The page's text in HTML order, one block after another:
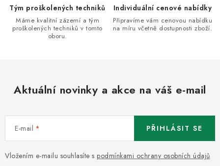
vTým proškolených techniků
Máme kvalitní zázemí a tým
proškolených techniků v tomto
oboru.
Individuální cenové nabídky
Připravíme vám cenovou nabídku
na míru včetně dostupnosti zboží.
Aktuální novinky a akce na váš e-mail
E-mail
Vložením e-mailu souhlasíte s podmínkami ochrany osobních údajů
PŘIHLÁSIT SE